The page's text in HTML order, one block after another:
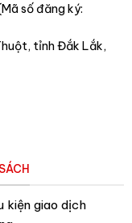
số đăng ký:
tỉnh Đắk Lắk,
kiện giao dịch